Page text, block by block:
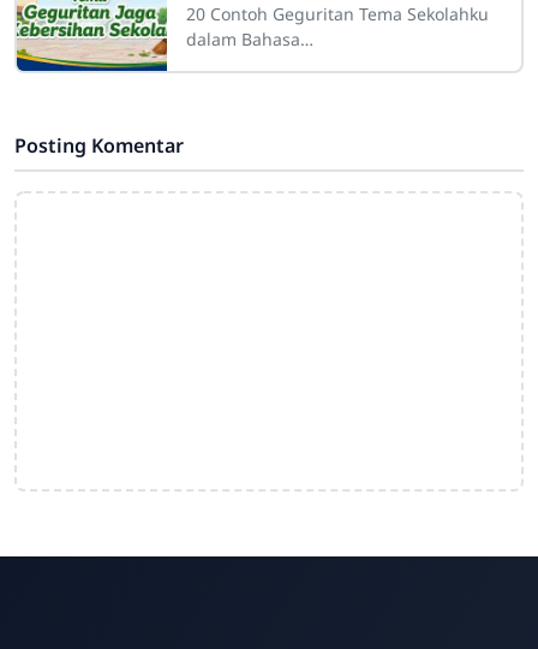
20 Contoh Geguritan Tema Sekolahku
dalam Bahasa
Posting Komentar